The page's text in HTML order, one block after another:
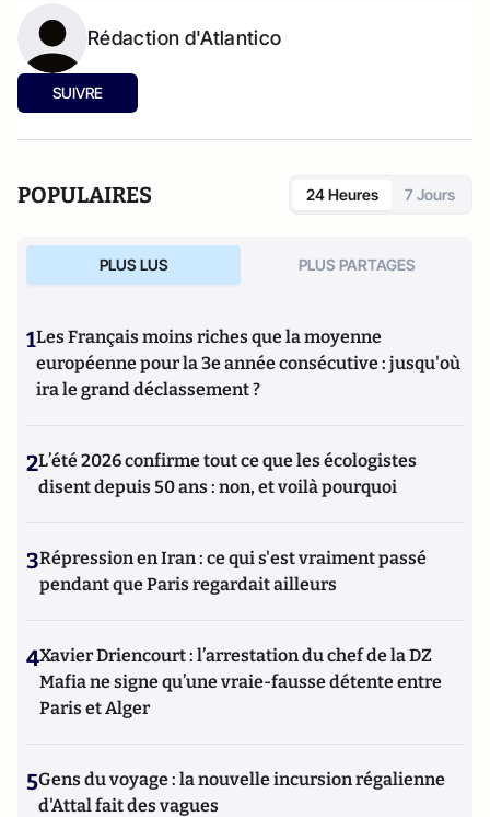
Rédaction d'Atlantico
SUIVRE
POPULAIRES 24 Heures 7 Jours
PLUS LUS PLUS PARTAGES
1Les Français moins riches que la moyenne
européenne pour la 3e année consécutive : jusqu'où
ira le grand déclassement ?
2L’été 2026 confirme tout ce que les écologistes
disent depuis 50 ans : non, et voilà pourquoi
3Répression en Iran : ce qui s'est vraiment passé
pendant que Paris regardait ailleurs
4Xavier Driencourt : l’arrestation du chef de la DZ
Mafia ne signe qu’une vraie-fausse détente entre
Paris et Alger
5Gens du voyage : la nouvelle incursion régalienne
d'Attal fait des vagues